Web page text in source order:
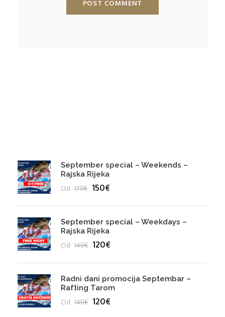
September special – Weekends –
Rajska Rijeka
Od 170€ 150€
September special – Weekdays –
Rajska Rijeka
Od 140€ 120€
Radni dani promocija Septembar –
Rafting Tarom
Od 140€ 120€